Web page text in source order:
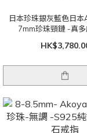
日本珍珠銀灰藍色日
7mm珍珠頸鏈 -真